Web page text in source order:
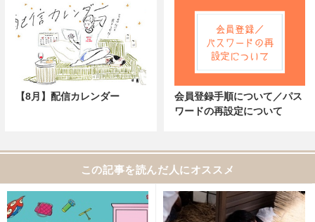
【8月】配信カレンダー
会員登録手順について／パス
ワードの再設定について
この記事を読んだ人にオススメ